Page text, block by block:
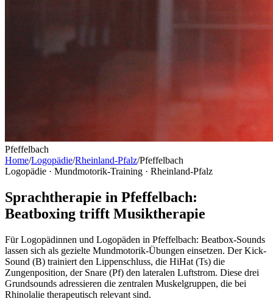
Pfeffelbach
Home/Logopädie/Rheinland-Pfalz/Pfeffelbach
Logopädie · Mundmotorik-Training · Rheinland-Pfalz
Sprachtherapie in Pfeffelbach:
Beatboxing trifft Musiktherapie
Für Logopädinnen und Logopäden in Pfeffelbach: Beatbox-Sounds
lassen sich als gezielte Mundmotorik-Übungen einsetzen. Der Kick-
Sound (B) trainiert den Lippenschluss, die HiHat (Ts) die
Zungenposition, der Snare (Pf) den lateralen Luftstrom. Diese drei
Grundsounds adressieren die zentralen Muskelgruppen, die bei
Rhinolalie therapeutisch relevant sind.